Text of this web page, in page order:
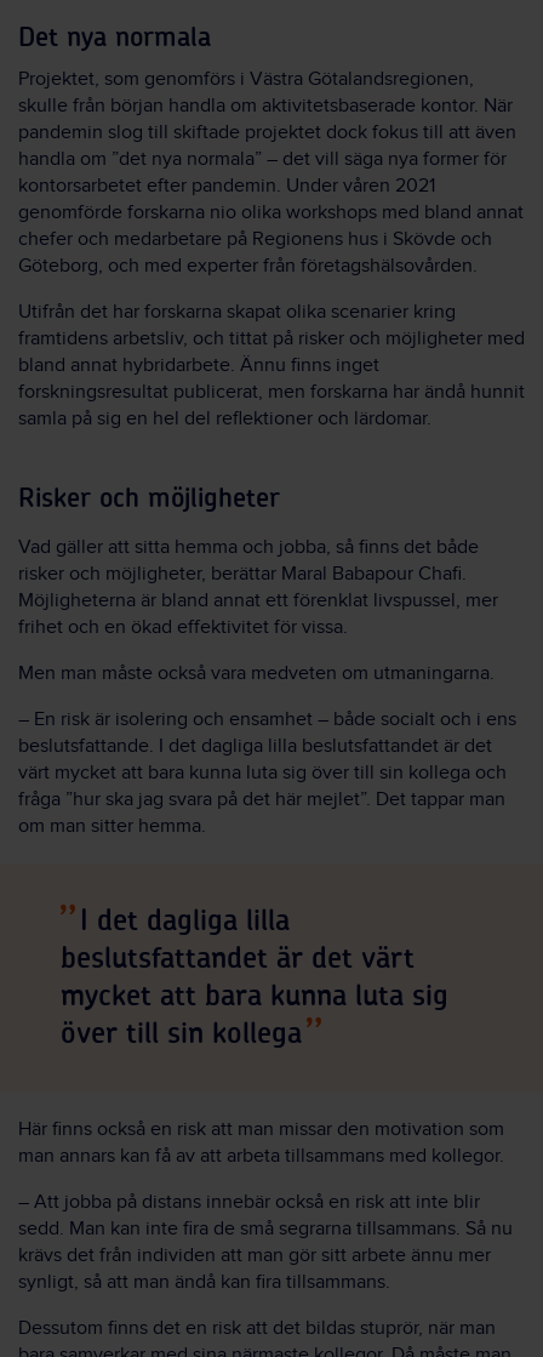
Det nya normala
Projektet, som genomförs i Västra Götalandsregionen,
skulle från början handla om aktivitetsbaserade kontor. När
pandemin slog till skiftade projektet dock fokus till att även
handla om ”det nya normala” – det vill säga nya former för
kontorsarbetet efter pandemin. Under våren 2021
genomförde forskarna nio olika workshops med bland annat
chefer och medarbetare på Regionens hus i Skövde och
Göteborg, och med experter från företagshälsovården.
Utifrån det har forskarna skapat olika scenarier kring
framtidens arbetsliv, och tittat på risker och möjligheter med
bland annat hybridarbete. Ännu finns inget
forskningsresultat publicerat, men forskarna har ändå hunnit
samla på sig en hel del reflektioner och lärdomar.
Risker och möjligheter
Vad gäller att sitta hemma och jobba, så finns det både
risker och möjligheter, berättar Maral Babapour Chafi.
Möjligheterna är bland annat ett förenklat livspussel, mer
frihet och en ökad effektivitet för vissa.
Men man måste också vara medveten om utmaningarna.
– En risk är isolering och ensamhet – både socialt och i ens
beslutsfattande. I det dagliga lilla beslutsfattandet är det
värt mycket att bara kunna luta sig över till sin kollega och
fråga ”hur ska jag svara på det här mejlet”. Det tappar man
om man sitter hemma.
I det dagliga lilla
beslutsfattandet är det värt
mycket att bara kunna luta sig
över till sin kollega
Här finns också en risk att man missar den motivation som
man annars kan få av att arbeta tillsammans med kollegor.
– Att jobba på distans innebär också en risk att inte blir
sedd. Man kan inte fira de små segrarna tillsammans. Så nu
krävs det från individen att man gör sitt arbete ännu mer
synligt, så att man ändå kan fira tillsammans.
Dessutom finns det en risk att det bildas stuprör, när man